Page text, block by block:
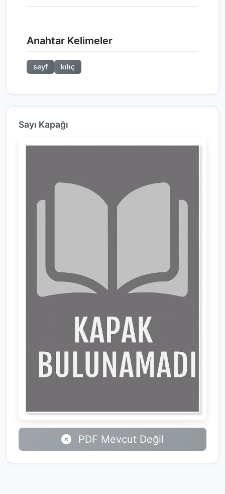
Anahtar Kelimeler
seyf kılıç
Sayı Kapağı
PDF Mevcut Değil